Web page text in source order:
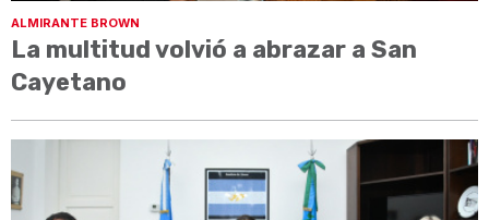
ALMIRANTE BROWN
La multitud volvió a abrazar a San
Cayetano